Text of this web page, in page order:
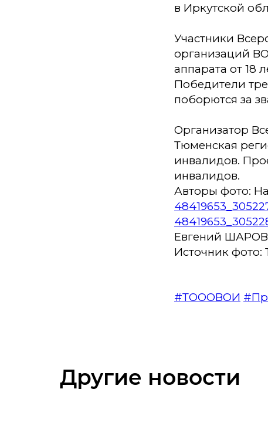
в Иркутской
Участники
организаций
аппарата от 18
Победители
поборются за
Организатор
Тюменская
инвалидов.
инвалидов.
Авторы фото:
Евгений
Источник
#ТОООВОИ
Другие новости